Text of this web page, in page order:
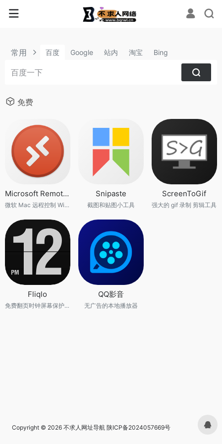
常用 百度 Google 站内 淘宝 Bing
免费
Microsoft Remote Desktop
微软 Mac 远程控制 Windows 软件
Snipaste
截图和贴图小工具
ScreenToGif
强大的 gif 录制 剪辑工具
Fliqlo
免费翻页时钟屏幕保护程序
QQ影音
无广告的本地播放器
Copyright © 2026 不求人网址导航 陕ICP备2024057669号